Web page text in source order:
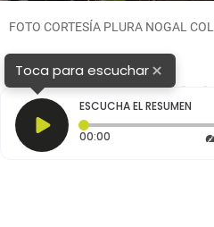
FOTO CORTESÍA PLURA NOGAL
1
Toca para escuchar×
ESCUCHA EL RESUMEN
00:00 Tiempo